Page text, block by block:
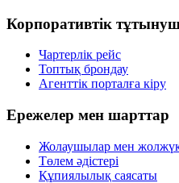
Корпоративтік
Чартерлік рейс
Топтық брондау
Агенттік порталға кіру
Ережелер мен шарттар
Жолаушылар мен
Төлем әдістері
Құпиялылық саясаты